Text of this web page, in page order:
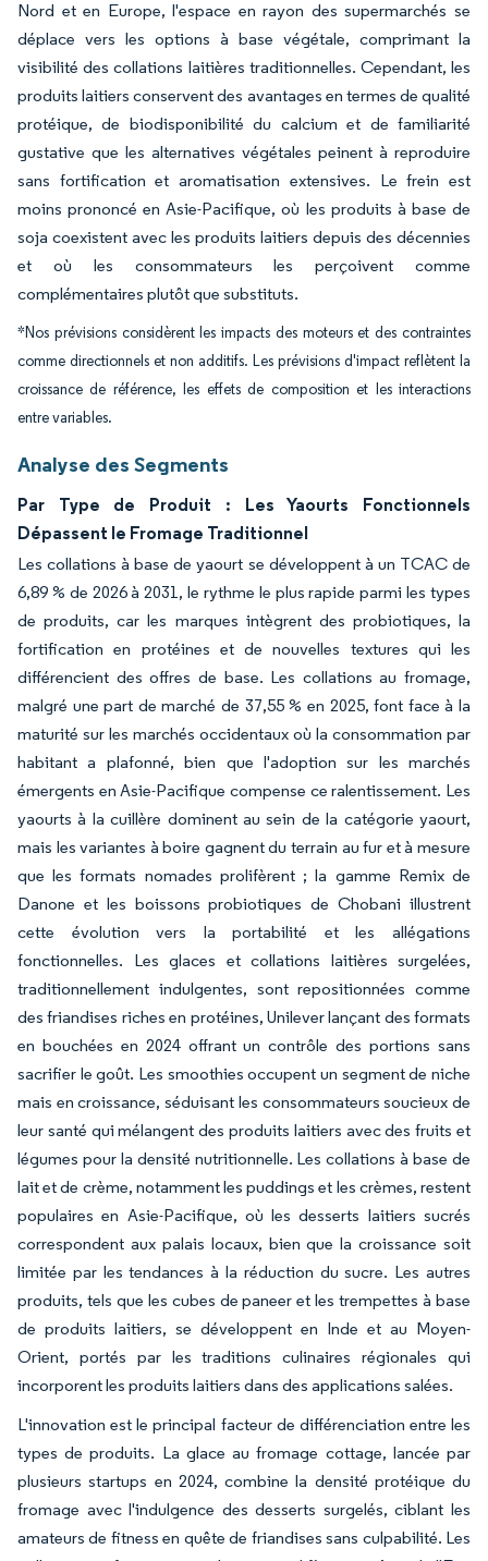
Nord et en Europe, l'espace en rayon des supermarchés se
déplace vers les options à base végétale, comprimant la
visibilité des collations laitières traditionnelles. Cependant, les
produits laitiers conservent des avantages en termes de qualité
protéique, de biodisponibilité du calcium et de familiarité
gustative que les alternatives végétales peinent à reproduire
sans fortification et aromatisation extensives. Le frein est
moins prononcé en Asie-Pacifique, où les produits à base de
soja coexistent avec les produits laitiers depuis des décennies
et où les consommateurs les perçoivent comme
complémentaires plutôt que substituts.
*Nos prévisions considèrent les impacts des moteurs et des contraintes
comme directionnels et non additifs. Les prévisions d'impact reflètent la
croissance de référence, les effets de composition et les interactions
entre variables.
Analyse des Segments
Par Type de Produit : Les Yaourts Fonctionnels
Dépassent le Fromage Traditionnel
Les collations à base de yaourt se développent à un TCAC de
6,89 % de 2026 à 2031, le rythme le plus rapide parmi les types
de produits, car les marques intègrent des probiotiques, la
fortification en protéines et de nouvelles textures qui les
différencient des offres de base. Les collations au fromage,
malgré une part de marché de 37,55 % en 2025, font face à la
maturité sur les marchés occidentaux où la consommation par
habitant a plafonné, bien que l'adoption sur les marchés
émergents en Asie-Pacifique compense ce ralentissement. Les
yaourts à la cuillère dominent au sein de la catégorie yaourt,
mais les variantes à boire gagnent du terrain au fur et à mesure
que les formats nomades prolifèrent ; la gamme Remix de
Danone et les boissons probiotiques de Chobani illustrent
cette évolution vers la portabilité et les allégations
fonctionnelles. Les glaces et collations laitières surgelées,
traditionnellement indulgentes, sont repositionnées comme
des friandises riches en protéines, Unilever lançant des formats
en bouchées en 2024 offrant un contrôle des portions sans
sacrifier le goût. Les smoothies occupent un segment de niche
mais en croissance, séduisant les consommateurs soucieux de
leur santé qui mélangent des produits laitiers avec des fruits et
légumes pour la densité nutritionnelle. Les collations à base de
lait et de crème, notamment les puddings et les crèmes, restent
populaires en Asie-Pacifique, où les desserts laitiers sucrés
correspondent aux palais locaux, bien que la croissance soit
limitée par les tendances à la réduction du sucre. Les autres
produits, tels que les cubes de paneer et les trempettes à base
de produits laitiers, se développent en Inde et au Moyen-
Orient, portés par les traditions culinaires régionales qui
incorporent les produits laitiers dans des applications salées.
L'innovation est le principal facteur de différenciation entre les
types de produits. La glace au fromage cottage, lancée par
plusieurs startups en 2024, combine la densité protéique du
fromage avec l'indulgence des desserts surgelés, ciblant les
amateurs de fitness en quête de friandises sans culpabilité. Les